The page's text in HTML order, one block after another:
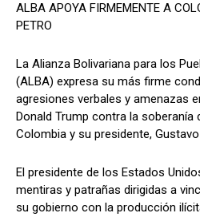
ALBA APOYA FIRMEMENTE A
PETRO
La Alianza Bolivariana para los
(ALBA) expresa su más firme
agresiones verbales y amenazas
Donald Trump contra la soberanía
Colombia y su presidente,
El presidente de los Estados
mentiras y patrañas dirigidas a
su gobierno con la producción